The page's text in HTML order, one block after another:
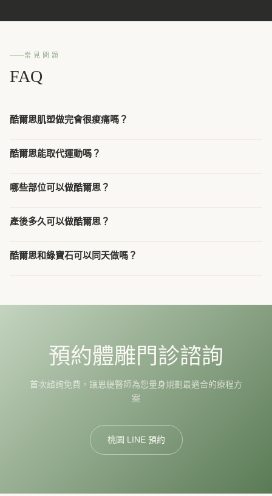
常見問題
FAQ
酷爾思肌塑做完會很痠痛嗎？
酷爾思能取代運動嗎？
哪些部位可以做酷爾思？
產後多久可以做酷爾思？
酷爾思和綠寶石可以同天做嗎？
預約體雕門診諮詢
首次諮詢免費，讓恩緹醫師為您量身規劃最適合的療程方
案
桃園 LINE 預約